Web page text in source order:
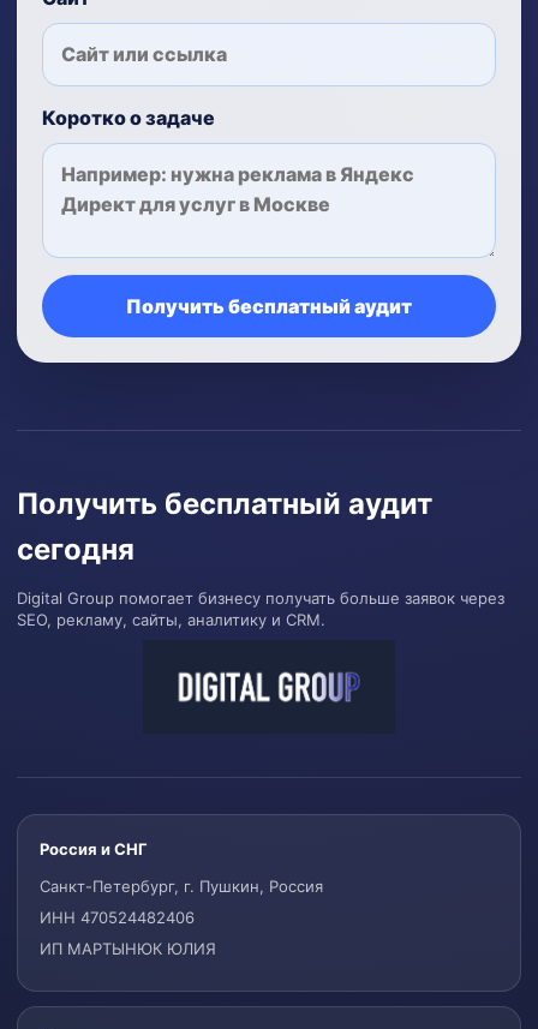
Коротко о задаче
Получить бесплатный аудит
Получить бесплатный аудит
сегодня
Digital Group помогает бизнесу получать больше заявок через
SEO, рекламу, сайты, аналитику и CRM.
Россия и СНГ
Санкт-Петербург, г. Пушкин, Россия
ИНН 470524482406
ИП МАРТЫНЮК ЮЛИЯ